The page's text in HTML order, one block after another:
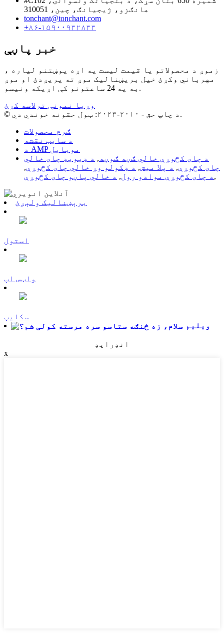
هانګزو، ژیجیانګ، چین، 310051
tonchant@tonchant.com
+۸۶-۱۵۹۰۰۹۳۲۸۳۳
خبر پاڼې
زموږ د محصولاتو یا قیمت لیست په اړه پوښتنو لپاره ،
مهرباني وکړئ خپل بریښنالیک موږ ته پریږدئ او موږ
به په 24 ساعتونو کې اړیکه ونیسو.
وړیا نمونې ترلاسه کړئ
© د چاپ حق - ۲۰۱۰-۲۰۲۳: ټول حقونه خوندي دي.
ګرم محصولات
د سایټ نقشه
د AMP موبایل
د چای کڅوړې خالي ګڼه ګوڼه , د ډیویډ چای خالي
چای کڅوړې, د پلا میش, د ډکولو وړ خالي چای کڅوړې,
د چای کڅوړې موادو رول, د خالي پاڼو چای کڅوړې ,
برېښنالیک ولېږئ
استول
واټس اپ
سکایپ
ویلیم
انډرایډ
x